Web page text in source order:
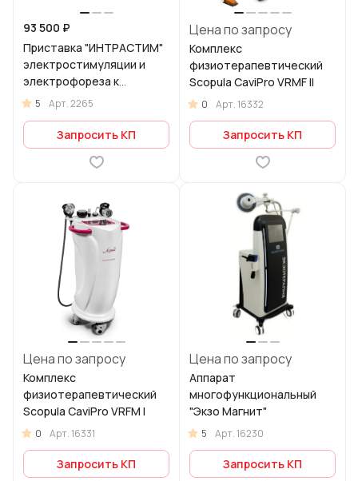
93 500 ₽
Приставка "ИНТРАCТИМ"
электростимуляции и
электрофореза к
аппарату АМУС-01-
"ИНТРАМАГ"
5 Арт.2265
Запросить КП
Цена по запросу
Комплекс
физиотерапевтический
Scopula CaviPro VRMF II
0 Арт.16332
Запросить КП
Цена по запросу
Комплекс
физиотерапевтический
Scopula CaviPro VRFM I
0 Арт.16331
Запросить КП
Цена по запросу
Аппарат
многофункциональный
"Экзо Магнит"
5 Арт.16230
Запросить КП